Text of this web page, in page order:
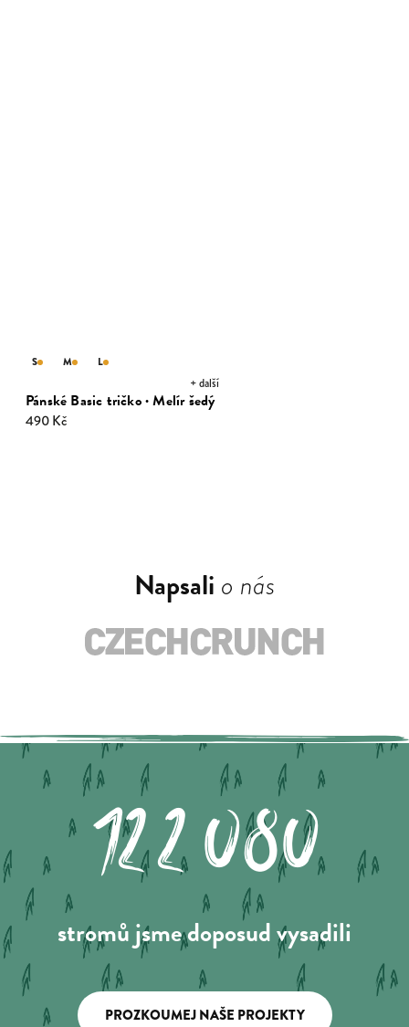
Pánské Basic tričko · Melír šedý
490 Kč
S M L
+ další
Napsali o nás
122.080
stromů jsme doposud vysadili
PROZKOUMEJ NAŠE PROJEKTY